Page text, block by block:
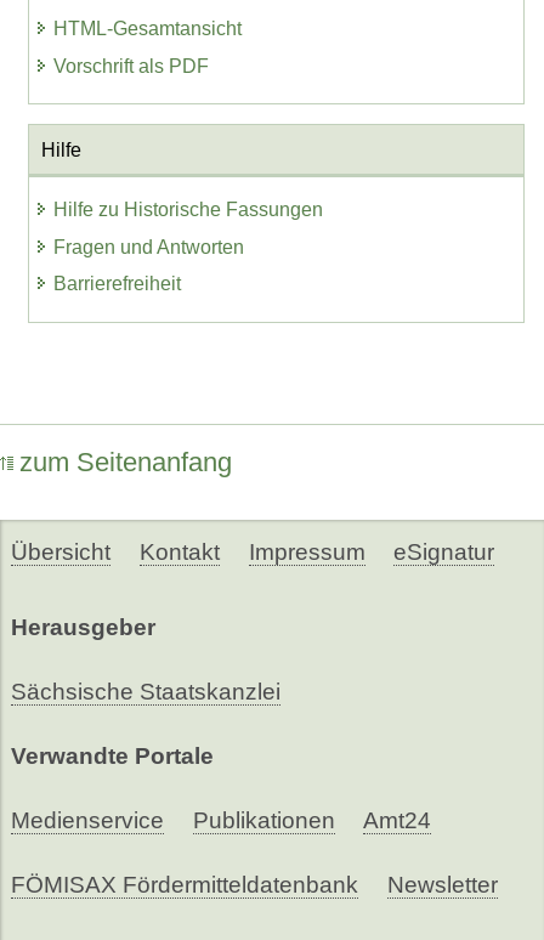
HTML-Gesamtansicht
Vorschrift als PDF
Hilfe
Hilfe zu Historische Fassungen
Fragen und Antworten
Barrierefreiheit
zum Seitenanfang
Übersicht Kontakt Impressum eSignatur
Herausgeber
Sächsische Staatskanzlei
Verwandte Portale
Medienservice Publikationen Amt24
FÖMISAX Fördermitteldatenbank Newsletter